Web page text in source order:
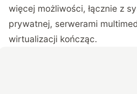
więcej możliwości, łącznie z
prywatnej, serwerami
wirtualizacji kończąc.